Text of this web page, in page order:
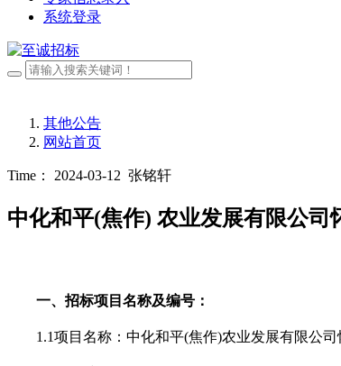
系统登录
其他公告
网站首页
Time： 2024-03-12 张铭轩
中化和平(焦作) 农业发展有限公
一、招标项目名称及编号：
1.1项目名称： 中化和平(焦作)农业发展有限公